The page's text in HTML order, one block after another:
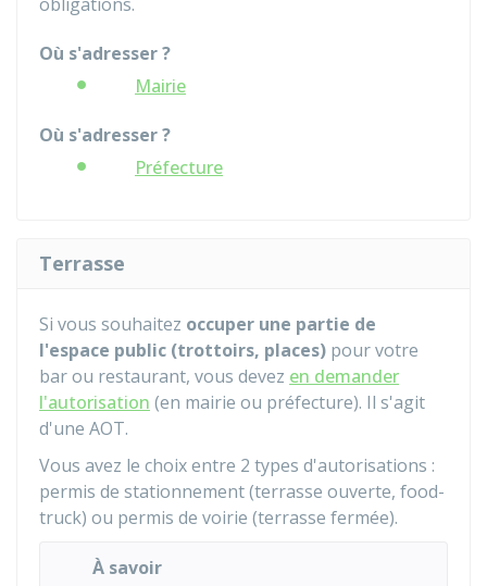
Où s'adresser ?
Mairie
Où s'adresser ?
Préfecture
Terrasse
Si vous souhaitez occuper une partie de
l'espace public (trottoirs, places) pour votre
bar ou restaurant, vous devez en demander
l'autorisation (en mairie ou préfecture). Il s'agit
d'une AOT.
Vous avez le choix entre 2 types d'autorisations :
permis de stationnement (terrasse ouverte, food-
truck) ou permis de voirie (terrasse fermée).
À savoir